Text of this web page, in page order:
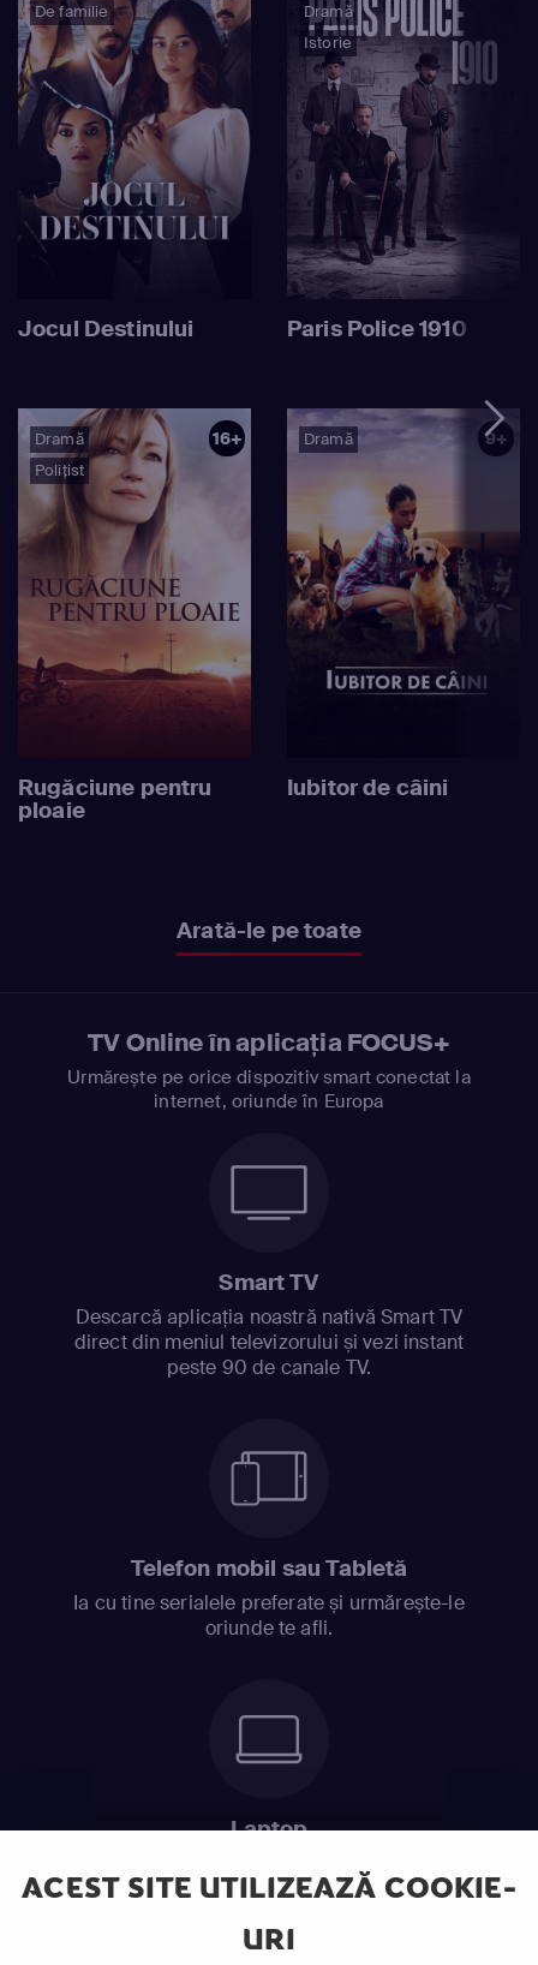
ACEST SITE UTILIZEAZĂ COOKIE-
URI
De familie
Jocul Destinului
Dramă
Istorie
Paris Police 1910
Dramă
Polițist
16+
Rugăciune pentru
ploaie
Dramă 9+
Iubitor de câini
Arată-le pe toate
TV Online în aplicația FOCUS+
Urmărește pe orice dispozitiv smart conectat la
internet, oriunde în Europa
Smart TV
Descarcă aplicația noastră nativă Smart TV
direct din meniul televizorului și vezi instant
peste 90 de canale TV.
Telefon mobil sau Tabletă
Ia cu tine serialele preferate și urmărește-le
oriunde te afli.
Laptop
ABONEAZĂ-TE ACUM